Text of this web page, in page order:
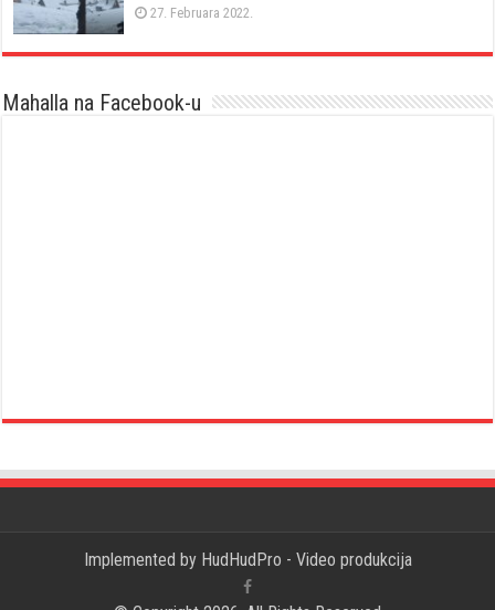
27. Februara 2022.
Mahalla na Facebook-u
Implemented by HudHudPro - Video produkcija